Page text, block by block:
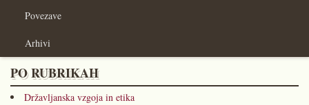
Povezave
Arhivi
PO RUBRIKAH
Državljanska vzgoja in etika